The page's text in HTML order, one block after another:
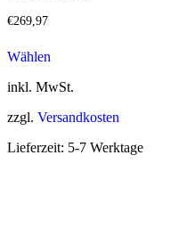
€269,97
Wählen
inkl. MwSt.
zzgl. Versandkosten
Lieferzeit: 5-7 Werktage